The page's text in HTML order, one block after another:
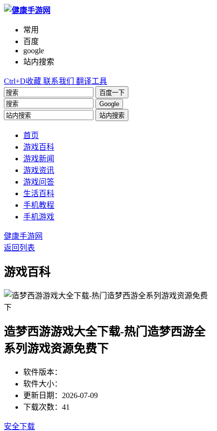
常用
百度
google
站内搜索
Ctrl+D收藏 联系我们 翻译工具
百度一下
Google
站内搜索
首页
游戏百科
游戏新闻
游戏资讯
游戏问答
生活百科
手机教程
手机游戏
健康手游网
返回列表
游戏百科
造梦西游游戏大全下载-热门造梦西游全
系列游戏资源免费下
软件版本：
软件大小：
更新日期：2026-07-09
下载次数：41
安全下载